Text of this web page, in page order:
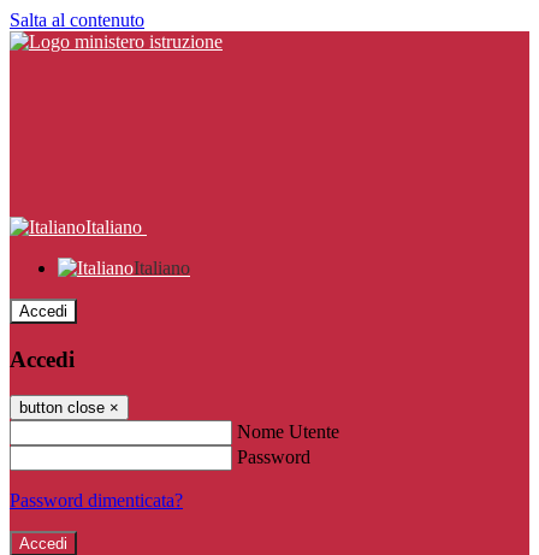
Salta al contenuto
Italiano
Italiano
Accedi
Accedi
button close ×
Nome Utente
Password
Password dimenticata?